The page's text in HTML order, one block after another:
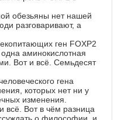
обезьяны нет нашей
разговаривают, а
ген FOXP2
аминокислотная
Вот и всё. Семьдесят
гена
которых нет ни у
изменения.
всё. Вот в чём разница